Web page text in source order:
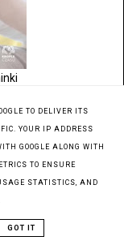
TO DELIVER ITS
YOUR IP ADDRESS
GOOGLE ALONG WITH
TO ENSURE
STATISTICS, AND
GOT IT